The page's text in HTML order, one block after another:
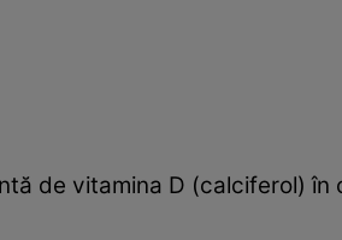
de vitamina D (calciferol)